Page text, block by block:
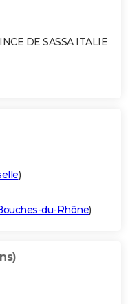
DE SASSA ITALIE
)
du-Rhône)